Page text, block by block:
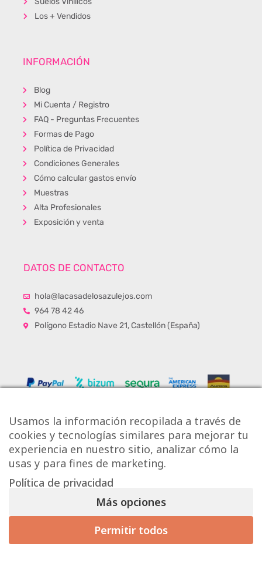
Los + Vendidos
INFORMACIÓN
Blog
Mi Cuenta / Registro
FAQ - Preguntas Frecuentes
Formas de Pago
Política de Privacidad
Condiciones Generales
Cómo calcular gastos envío
Muestras
Alta Profesionales
Exposición y venta
DATOS DE CONTACTO
hola@lacasadelosazulejos.com
964 78 42 46
Polígono Estadio Nave 21, Castellón (España)
Copyright © Onlytiles S.L.
La Casa de los Azulejos ®
Diseño Web
Usamos la información recopilada a través de
cookies y tecnologías similares para mejorar tu
experiencia en nuestro sitio, analizar cómo la
usas y para fines de marketing.
Política de privacidad
Más opciones
Permitir todos